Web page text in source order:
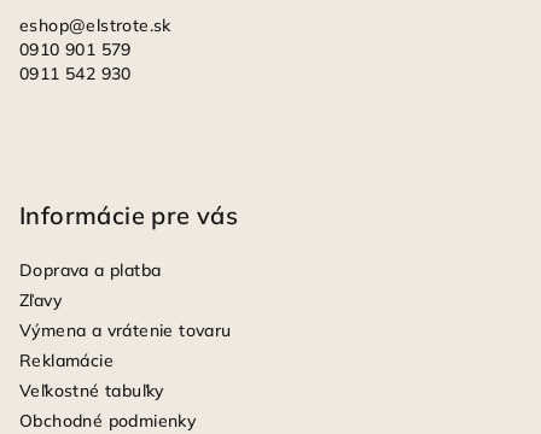
eshop@elstrote.sk
0910 901 579
0911 542 930
Informácie pre vás
Doprava a platba
Zľavy
Výmena a vrátenie tovaru
Reklamácie
Veľkostné tabuľky
Obchodné podmienky